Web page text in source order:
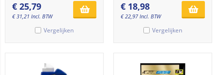
€ 25,79
€31,21 Incl. BTW
Vergelijken
€ 18,98
€22,97 Incl. BTW
Vergelijken